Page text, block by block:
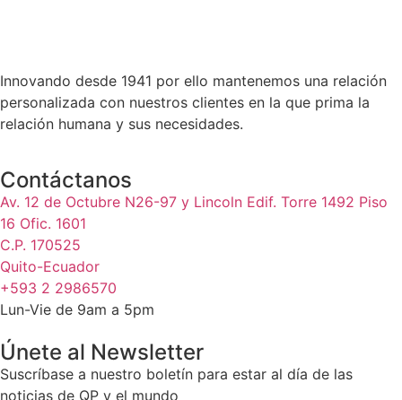
Innovando desde 1941 por ello mantenemos una relación
personalizada con nuestros clientes en la que prima la
relación humana y sus necesidades.
Contáctanos
Av. 12 de Octubre N26-97 y Lincoln Edif. Torre 1492 Piso
16 Ofic. 1601
C.P. 170525
Quito-Ecuador
+593 2 2986570
Lun-Vie de 9am a 5pm
Únete al Newsletter
Suscríbase a nuestro boletín para estar al día de las
noticias de QP y el mundo